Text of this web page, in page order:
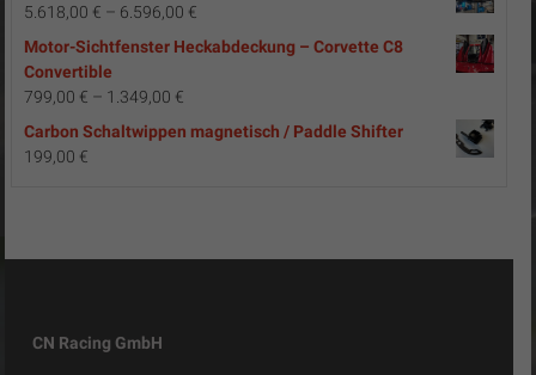
2.790,00 €
5.618,00 € – 6.596,00 €
Motor-Sichtfenster Heckabdeckung – Corvette C8
Convertible
799,00 € – 1.349,00 €
Carbon Schaltwippen magnetisch / Paddle Shifter
199,00 €
CN Racing GmbH